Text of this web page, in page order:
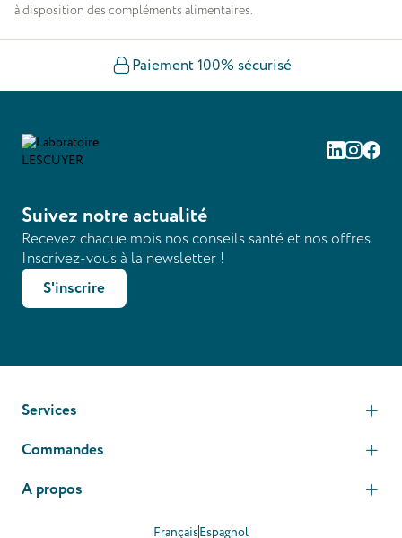
à disposition des compléments alimentaires.
Paiement 100% sécurisé
Linkedin
Suivez notre actualité
Recevez chaque mois nos conseils santé et nos offres.
Inscrivez-vous à la newsletter !
S'inscrire
Services
Commandes
A propos
FrançaisEspagnol